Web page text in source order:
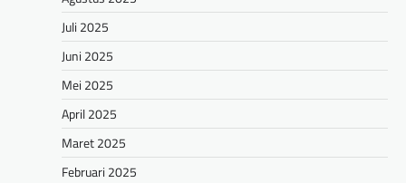
Juli 2025
Juni 2025
Mei 2025
April 2025
Maret 2025
Februari 2025